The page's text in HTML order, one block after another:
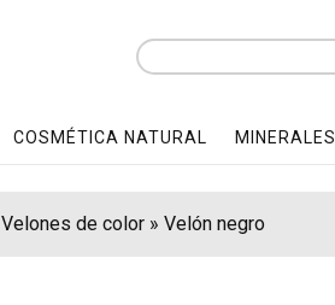
COSMÉTICA NATURAL MINERALES
Velones de color» Velón negro